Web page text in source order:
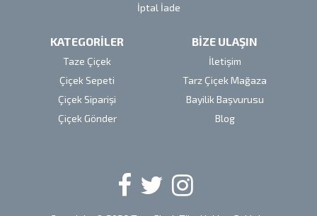
İptal İade
KATEGORİLER
Taze Çiçek
Çiçek Sepeti
Çiçek Siparişi
Çiçek Gönder
BİZE ULAŞIN
İletişim
Tarz Çiçek Mağaza
Bayilik Başvurusu
Blog